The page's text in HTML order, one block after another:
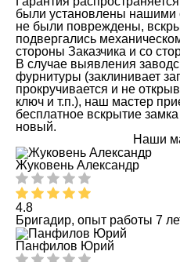
были установлены нашими
не были повреждены,
подвергались
стороны Заказчика и со
В случае выявления
фурнитуры (заклинивает
прокручивается и не
ключ и т.п.), наш мастер
бесплатное вскрытие
новый.
Наши
Жуковень Александр
4.8
Бригадир, опыт работы 7
Панфилов Юрий